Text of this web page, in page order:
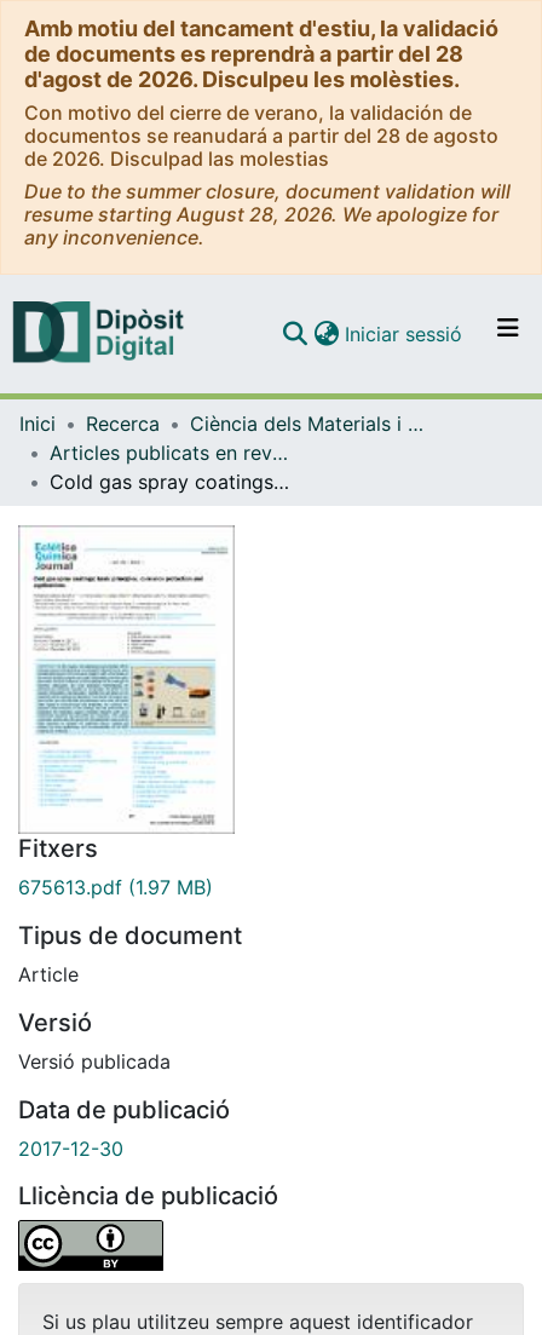
Amb motiu del tancament d'estiu, la validació
de documents es reprendrà a partir del 28
d'agost de 2026. Disculpeu les molèsties.
Con motivo del cierre de verano, la validación de
documentos se reanudará a partir del 28 de agosto
de 2026. Disculpad las molestias
Due to the summer closure, document validation will
resume starting August 28, 2026. We apologize for
any inconvenience.
Navega per tot el DD
Iniciar sessió (current)
Inici Recerca
Ciència dels Materials i Química Física
Articles publicats en revistes (Ciència dels Materials i Química Física)
Cold gas spray coatings: basic principles, corrosion protection and applications
Fitxers
675613.pdf (1.97 MB)
Tipus de document
Article
Versió
Versió publicada
Data de publicació
2017-12-30
Llicència de publicació
Si us plau utilitzeu sempre aquest identificador